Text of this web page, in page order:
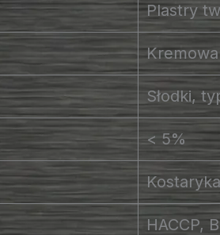
Plastry
Słodki,
< 5%
HACCP,